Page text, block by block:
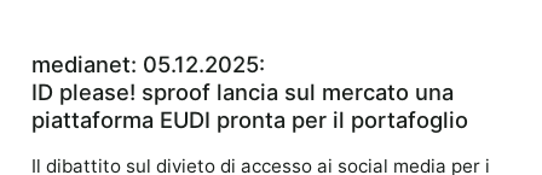
medianet: 05.12.2025:
ID please! sproof lancia sul mercato una
piattaforma EUDI pronta per il portafoglio
Il dibattito sul divieto di accesso ai social media per i